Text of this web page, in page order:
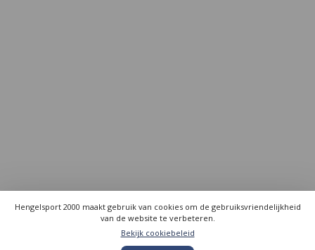
Hengelsport 2000 maakt gebruik van cookies om de gebruiksvriendelijkheid
van de website te verbeteren.
Bekijk cookiebeleid